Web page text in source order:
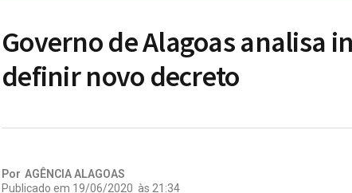
Governo de Alagoas analisa
definir novo decreto
Por AGÊNCIA ALAGOAS
Publicado em 19/06/2020 às 21:34